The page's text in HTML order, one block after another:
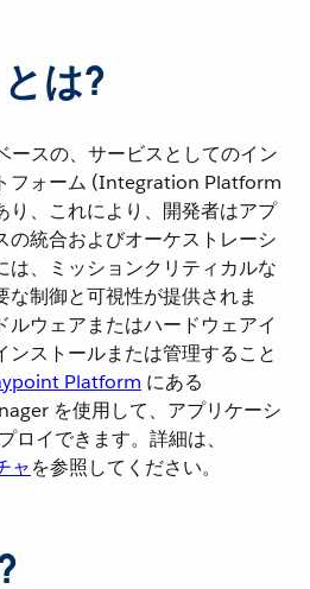
は?
スの、サービスとしてのイン
フォーム (Integration Platform
り、これにより、開発者はアプ
の統合およびオーケストレーシ
は、ミッションクリティカルな
制御と可視性が提供されま
ルウェアまたはハードウェアイ
ンストールまたは管理すること
Platform ​ にある
を使用して、アプリケーシ
ロイできます。詳細は、
ャ​を参照してください。